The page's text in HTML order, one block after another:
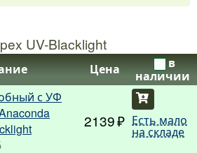
UV-Blacklight
Цена
в
наличии
с УФ
2139 Есть мало
на складе